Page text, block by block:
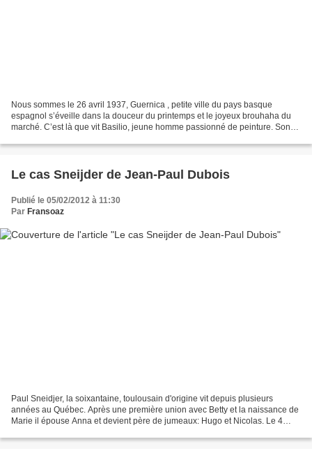
Nous sommes le 26 avril 1937, Guernica , petite ville du pays basque
espagnol s’éveille dans la douceur du printemps et le joyeux brouhaha du
marché. C’est là que vit Basilio, jeune homme passionné de peinture. Son
Le cas Sneijder de Jean-Paul Dubois
Publié le 05/02/2012 à 11:30
Par Fransoaz
Paul Sneidjer, la soixantaine, toulousain d'origine vit depuis plusieurs
années au Québec. Après une première union avec Betty et la naissance de
Marie il épouse Anna et devient père de jumeaux: Hugo et Nicolas. Le 4